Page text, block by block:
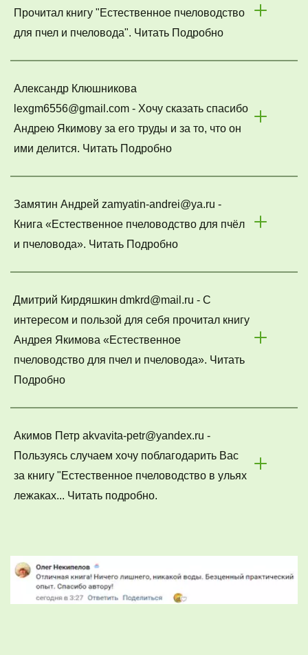
Прочитал книгу "Естественное пчеловодство
для пчел и пчеловода". Читать Подробно
Александр Клюшниковa
lexgm6556@gmail.com - Хочу сказать спасибо
Андрею Якимову за его труды и за то, что он
ими делится. Читать Подробно
Замятин Андрей zamyatin-andrei@ya.ru -
Книга «Естественное пчеловодство для пчёл
и пчеловода». Читать Подробно
Дмитрий Кирдяшкин dmkrd@mail.ru - С
интересом и пользой для себя прочитал книгу
Андрея Якимова «Естественное
пчеловодство для пчел и пчеловода». Читать
Подробно
Акимов Петр akvavita-petr@yandex.ru -
Пользуясь случаем хочу поблагодарить Вас
за книгу "Естественное пчеловодство в ульях
лежаках... Читать подробно.